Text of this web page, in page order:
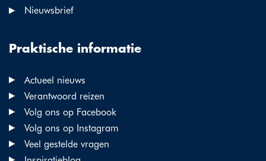
Nieuwsbrief
Praktische informatie
Actueel nieuws
Verantwoord reizen
Volg ons op Facebook
Volg ons op Instagram
Veel gestelde vragen